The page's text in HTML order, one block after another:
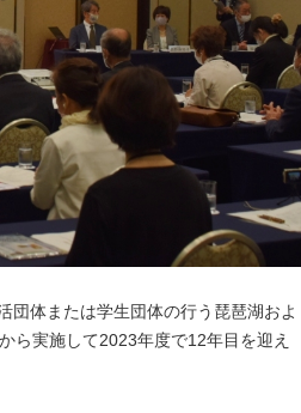
団体または学生団体の行う琵琶湖およ
ら実施して2023年度で12年目を迎え